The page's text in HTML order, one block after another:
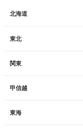
北海道
東北
関東
甲信越
東海